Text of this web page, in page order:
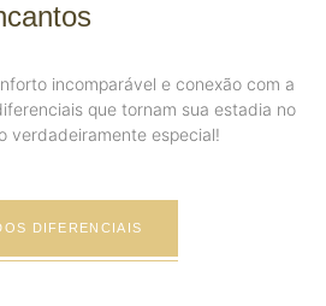
incomparável e conexão com a
que tornam sua estadia no
verdadeiramente especial!
DIFERENCIAIS